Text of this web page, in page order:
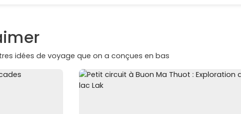
idées de voyage que on a conçues en bas